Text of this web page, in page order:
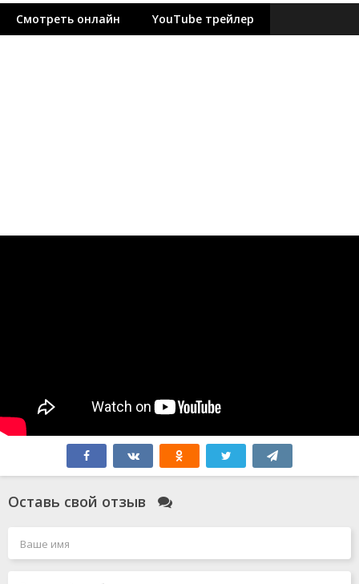
Смотреть онлайн YouTube трейлер
Оставь свой отзыв